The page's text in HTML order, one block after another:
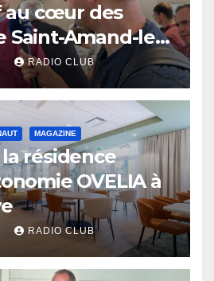
au cœur des
Saint-Amand-les-
RADIO CLUB
MAGAZINE
résidence
OVELIA à
RADIO CLUB